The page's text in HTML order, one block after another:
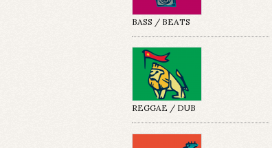
BASS / BEATS
REGGAE / DUB